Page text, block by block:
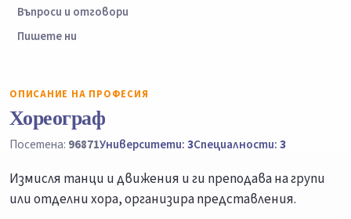
Въпроси и отговори
Пишете ни
ОПИСАНИЕ НА ПРОФЕСИЯ
Хореограф
Посетена: 96871Университети:3Специалности:3
Измисля танци и движения и ги преподава на групи
или отделни хора, организира представления.